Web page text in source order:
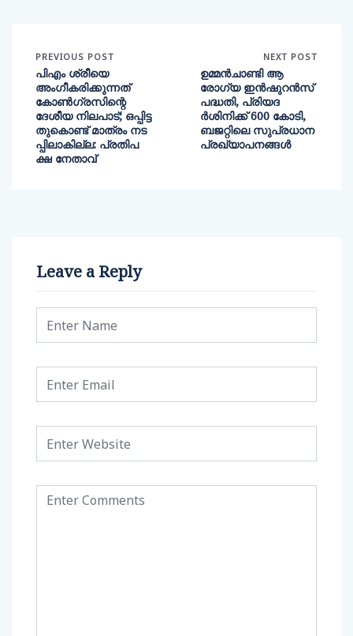
PREVIOUS POST
പിഎം ശ്രീയെ
അംഗീകരിക്കുന്നത്
കോൺഗ്രസിന്റെ
ദേശീയ നിലപാട്; ഒപ്പിട്ട
തുകൊണ്ട് മാത്രം നട
പ്പിലാകില്ല: പ്രതിപ
ക്ഷ നേതാവ്
NEXT POST
ഉമ്മന്‍ചാണ്ടി ആ
രോഗ്യ ഇന്‍ഷുറന്‍സ്
പദ്ധതി, പ്രിയദ
ര്‍ശിനിക്ക് 600 കോടി,
ബജറ്റിലെ സുപ്രധാന
പ്രഖ്യാപനങ്ങള്‍
Leave a Reply